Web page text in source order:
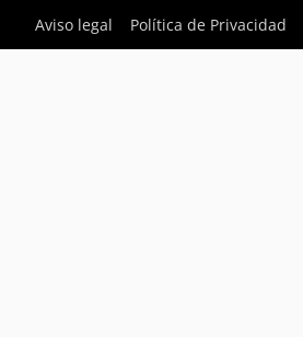
Aviso legal
Política de Privacidad